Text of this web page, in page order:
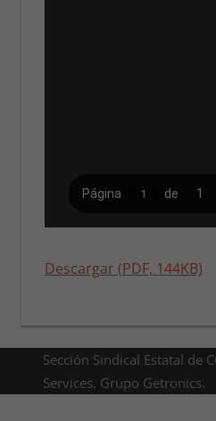
Descargar (PDF, 144KB)
Sección Sindical Estatal de
Services. Grupo Getronics.